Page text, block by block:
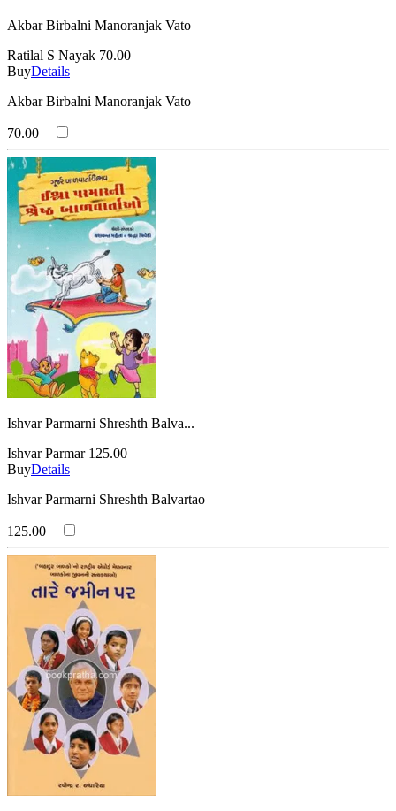
Akbar Birbalni Manoranjak Vato
Ratilal S Nayak 70.00
BuyDetails
Akbar Birbalni Manoranjak Vato
70.00
Ishvar Parmarni Shreshth Balva...
Ishvar Parmar 125.00
BuyDetails
Ishvar Parmarni Shreshth Balvartao
125.00